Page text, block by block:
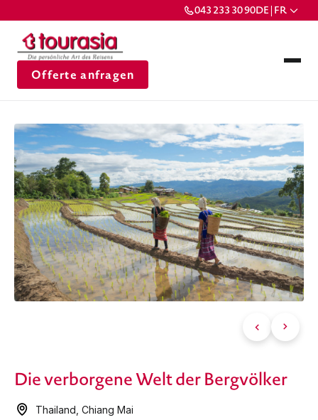
043 233 30 90DE | FR
Offerte anfragen
Die verborgene Welt der Bergvölker
Thailand ,Chiang Mai